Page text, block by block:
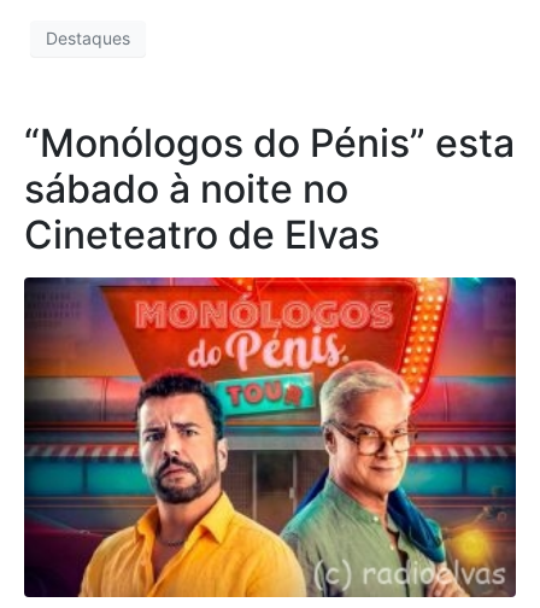
Destaques
“Monólogos do Pénis” esta
sábado à noite no
Cineteatro de Elvas